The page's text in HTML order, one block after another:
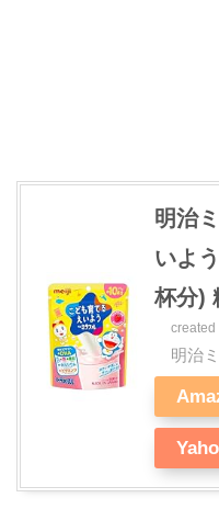
明治
いよ
杯分)
created
明治